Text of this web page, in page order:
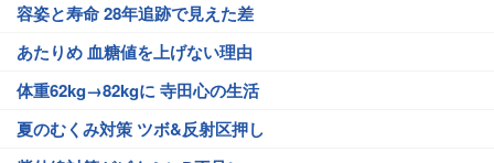
容姿と寿命 28年追跡で見えた差
あたりめ 血糖値を上げない理由
体重62kg→82kgに 寺田心の生活
夏のむくみ対策 ツボ&反射区押し